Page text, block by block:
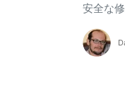
安全な